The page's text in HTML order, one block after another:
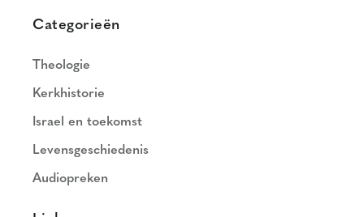
Categorieën
Theologie
Kerkhistorie
Israel en toekomst
Levensgeschiedenis
Audiopreken